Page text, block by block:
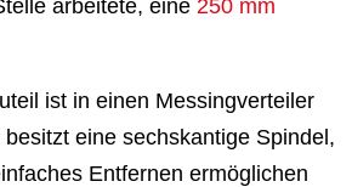
arbeitete, eine 250 mm
ist in einen Messingverteiler
eine sechskantige Spindel,
Entfernen ermöglichen